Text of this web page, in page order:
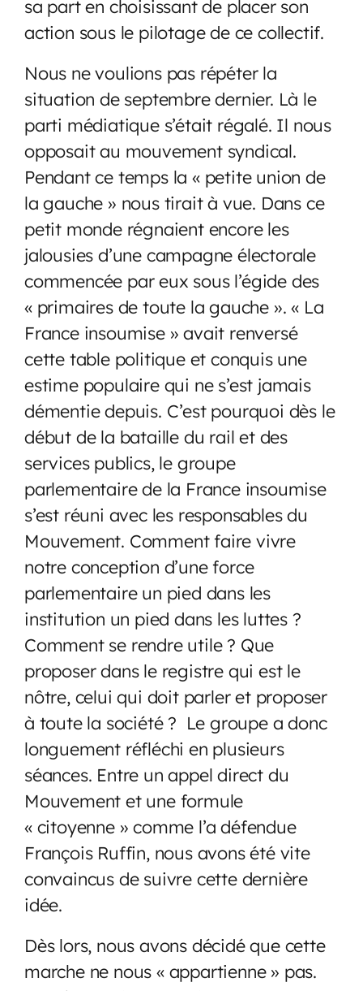
sa part en choisissant de placer son
action sous le pilotage de ce collectif.
Nous ne voulions pas répéter la
situation de septembre dernier. Là le
parti médiatique s’était régalé. Il nous
opposait au mouvement syndical.
Pendant ce temps la « petite union de
la gauche » nous tirait à vue. Dans ce
petit monde régnaient encore les
jalousies d’une campagne électorale
commencée par eux sous l’égide des
« primaires de toute la gauche ». « La
France insoumise » avait renversé
cette table politique et conquis une
estime populaire qui ne s’est jamais
démentie depuis. C’est pourquoi dès le
début de la bataille du rail et des
services publics, le groupe
parlementaire de la France insoumise
s’est réuni avec les responsables du
Mouvement. Comment faire vivre
notre conception d’une force
parlementaire un pied dans les
institution un pied dans les luttes ?
Comment se rendre utile ? Que
proposer dans le registre qui est le
nôtre, celui qui doit parler et proposer
à toute la société ? Le groupe a donc
longuement réfléchi en plusieurs
séances. Entre un appel direct du
Mouvement et une formule
« citoyenne » comme l’a défendue
François Ruffin, nous avons été vite
convaincus de suivre cette dernière
idée.
Dès lors, nous avons décidé que cette
marche ne nous « appartienne » pas.